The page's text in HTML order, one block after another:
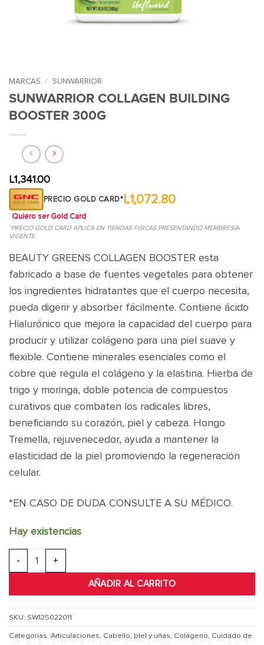
MARCAS / SUNWARRIOR
SUNWARRIOR COLLAGEN BUILDING
BOOSTER 300G
L1,341.00
PRECIO GOLD CARD*L1,072.80
Quiero ser Gold Card
*PRECIO GOLD CARD APLICA EN TIENDAS FISICAS PRESENTANDO MEMBRESIA
VIGENTE
BEAUTY GREENS COLLAGEN BOOSTER esta
fabricado a base de fuentes vegetales para obtener
los ingredientes hidratantes que el cuerpo necesita,
pueda digerir y absorber fácilmente. Contiene ácido
Hialurónico que mejora la capacidad del cuerpo para
producir y utilizar colágeno para una piel suave y
flexible. Contiene minerales esenciales como el
cobre que regula el colágeno y la elastina. Hierba de
trigo y moringa, doble potencia de compuestos
curativos que combaten los radicales libres,
beneficiando su corazón, piel y cabeza. Hongo
Tremella, rejuvenecedor, ayuda a mantener la
elasticidad de la piel promoviendo la regeneración
celular.
*EN CASO DE DUDA CONSULTE A SU MÉDICO.
Hay existencias
SUNWARRIOR COLLAGEN BUILDING BOOSTER 300G cantidad
AÑADIR AL CARRITO
SKU: SW125022011
Categorías: Articulaciones, Cabello, piel y uñas, Colágeno, Cuidado de